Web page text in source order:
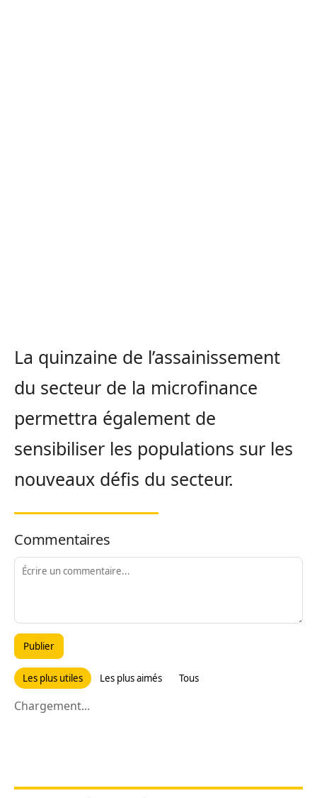
La quinzaine de l’assainissement
du secteur de la microfinance
permettra également de
sensibiliser les populations sur les
nouveaux défis du secteur.
Commentaires
Publier
Les plus utiles Les plus aimés Tous
Chargement...